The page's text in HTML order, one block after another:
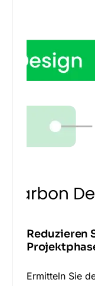
Reduzieren
Ermitteln Sie